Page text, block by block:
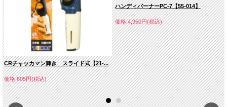
CRチャッカマン輝き スライド式【21-...
価格:605円(税込)
ハンディバーナーPC-7【55-014】
価格:4,950円(税込)